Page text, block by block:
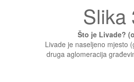
Slika
Što je Livade?
Livade je naseljeno mjesto
druga aglomeracija